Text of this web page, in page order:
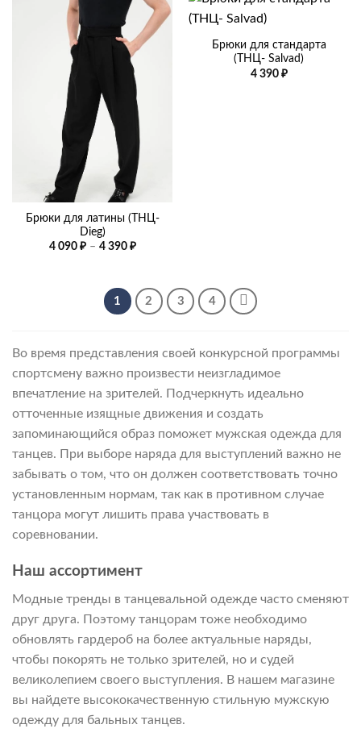
400 ₽
Брюки для латины (ТНЦ-
Dieg)
4 090 ₽ – 4 390 ₽Диапазон
–
4
390 ₽
Брюки для стандарта
(ТНЦ- Salvad)
4 390 ₽
1 2 3 4
Во время представления своей конкурсной программы
спортсмену важно произвести неизгладимое
впечатление на зрителей. Подчеркнуть идеально
отточенные изящные движения и создать
запоминающийся образ поможет мужская одежда для
танцев. При выборе наряда для выступлений важно не
забывать о том, что он должен соответствовать точно
установленным нормам, так как в противном случае
танцора могут лишить права участвовать в
соревновании.
Наш ассортимент
Модные тренды в танцевальной одежде часто сменяют
друг друга. Поэтому танцорам тоже необходимо
обновлять гардероб на более актуальные наряды,
чтобы покорять не только зрителей, но и судей
великолепием своего выступления. В нашем магазине
вы найдете высококачественную стильную мужскую
одежду для бальных танцев.